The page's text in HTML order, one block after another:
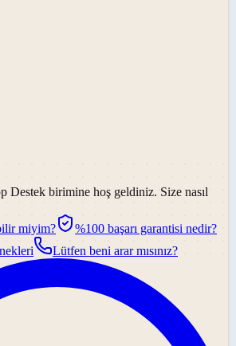
Destek birimine hoş geldiniz. Size nasıl
miyim?
%100 başarı garantisi nedir?
Lütfen beni arar mısınız?